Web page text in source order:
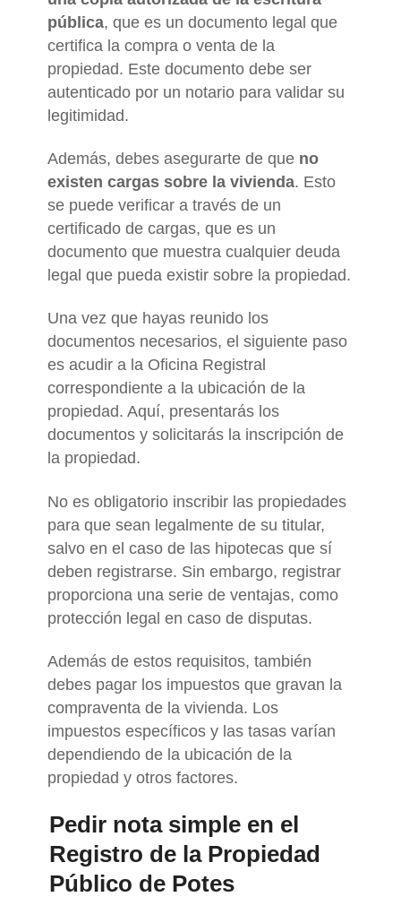
pública, que es un documento legal que
certifica la compra o venta de la
propiedad. Este documento debe ser
autenticado por un notario para validar su
legitimidad.
Además, debes asegurarte de que no
existen cargas sobre la vivienda. Esto
se puede verificar a través de un
certificado de cargas, que es un
documento que muestra cualquier deuda
legal que pueda existir sobre la propiedad.
Una vez que hayas reunido los
documentos necesarios, el siguiente paso
es acudir a la Oficina Registral
correspondiente a la ubicación de la
propiedad. Aquí, presentarás los
documentos y solicitarás la inscripción de
la propiedad.
No es obligatorio inscribir las propiedades
para que sean legalmente de su titular,
salvo en el caso de las hipotecas que sí
deben registrarse. Sin embargo, registrar
proporciona una serie de ventajas, como
protección legal en caso de disputas.
Además de estos requisitos, también
debes pagar los impuestos que gravan la
compraventa de la vivienda. Los
impuestos específicos y las tasas varían
dependiendo de la ubicación de la
propiedad y otros factores.
Pedir nota simple en el
Registro de la Propiedad
Público de Potes